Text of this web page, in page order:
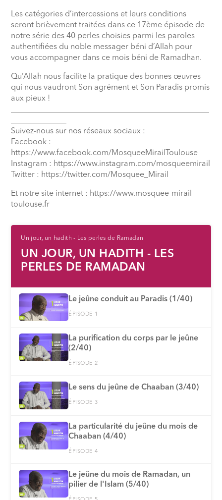
Les catégories d’intercessions et leurs conditions
seront brièvement traitées dans ce 17ème épisode de
notre série des 40 perles choisies parmi les paroles
authentifiées du noble messager béni d’Allah pour
vous accompagner dans ce mois béni de Ramadhan.
Qu’Allah nous facilite la pratique des bonnes œuvres
qui nous vaudront Son agrément et Son Paradis promis
aux pieux !
Suivez-nous sur nos réseaux sociaux :
Facebook :
https://www.facebook.com/MosqueeMirailToulouse
Instagram : https://www.instagram.com/mosqueemirail
Twitter : https://twitter.com/Mosquee_Mirail
Et notre site internet : https://www.mosquee-mirail-
toulouse.fr
Un jour, un hadith - Les perles de Ramadan
UN JOUR, UN HADITH - LES
PERLES DE RAMADAN
Le jeûne conduit au Paradis (1/40)
ÉPISODE 1
La purification du corps par le jeûne
(2/40)
ÉPISODE 2
Le sens du jeûne de Chaaban (3/40)
ÉPISODE 3
La particularité du jeûne du mois de
Chaaban (4/40)
ÉPISODE 4
Le jeûne du mois de Ramadan, un
pilier de l'Islam (5/40)